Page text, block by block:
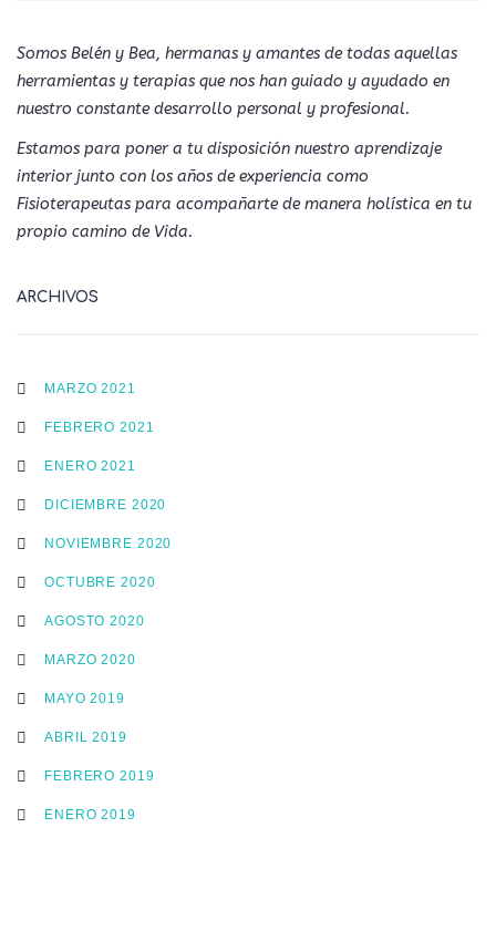
Somos Belén y Bea, hermanas y amantes de todas aquellas
herramientas y terapias que nos han guiado y ayudado en
nuestro constante desarrollo personal y profesional.
Estamos para poner a tu disposición nuestro aprendizaje
interior junto con los años de experiencia como
Fisioterapeutas para acompañarte de manera holística en tu
propio camino de Vida.
ARCHIVOS
MARZO 2021
FEBRERO 2021
ENERO 2021
DICIEMBRE 2020
NOVIEMBRE 2020
OCTUBRE 2020
AGOSTO 2020
MARZO 2020
MAYO 2019
ABRIL 2019
FEBRERO 2019
ENERO 2019